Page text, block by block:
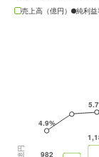
売上高（億円）
純利益